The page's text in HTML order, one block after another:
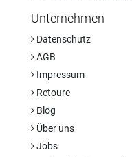
Unternehmen
Datenschutz
AGB
Impressum
Retoure
Blog
Über uns
Jobs